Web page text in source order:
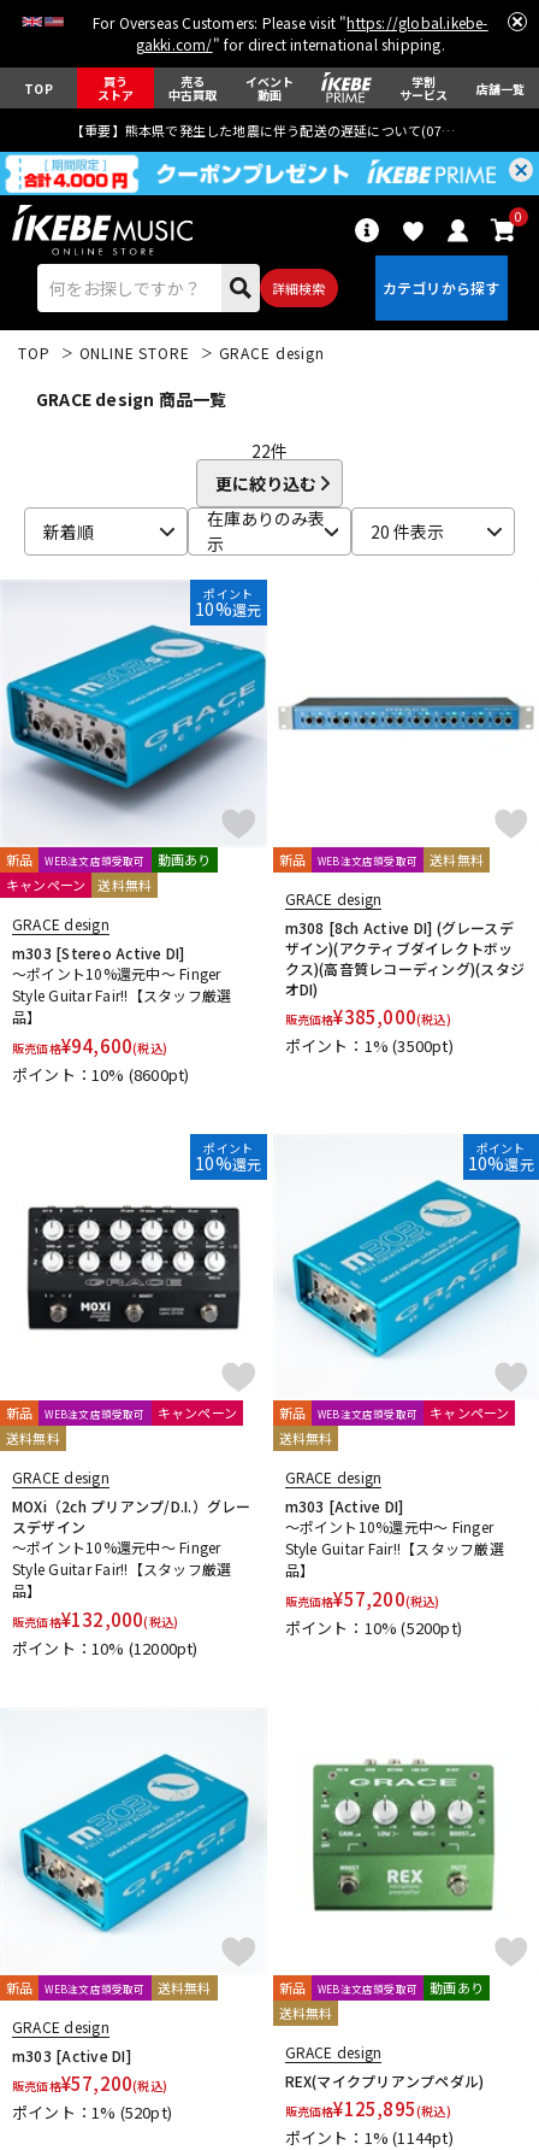
For Overseas Customers: Please visit "https://global.ikebe-
gakki.com/" for direct international shipping.
TOP 買う
ストア
売る
中古買取
イベント
動画
学割
サービス 店舗一覧
【重要】熊本県で発生した地震に伴う配送の遅延について(07月29日
詳細検索
0
ベース
ドラム
キーボード
アンプ エフェクター
DJ機器 DTM
配信/ライブ機器 楽器アクセサリ
中古 ヴィンテージ
TOP ONLINE STORE GRACE design
GRACE design 商品一覧
22件
更に絞り込む
新着順
在庫ありのみ表
示
20 件表示
ポイント
10%還元
新品 WEB注文店頭受取可
動画あり
キャンペーン
送料無料
GRACE design
m303 [Stereo Active DI]
～ポイント10%還元中～ Finger
Style Guitar Fair!!【スタッフ厳選
品】
販売価格¥94,600(税込)
ポイント：10% (8600pt)
新品 WEB注文店頭受取可 送料無料
GRACE design
m308 [8ch Active DI] (グレースデ
ザイン)(アクティブダイレクトボッ
クス)(高音質レコーディング)(スタジ
オDI)
販売価格¥385,000(税込)
ポイント：1%(3500pt)
ポイント
10%還元
新品 WEB注文店頭受取可
キャンペーン
送料無料
GRACE design
MOXi（2ch プリアンプ/D.I.）グレー
スデザイン
～ポイント10%還元中～ Finger
Style Guitar Fair!!【スタッフ厳選
品】
販売価格¥132,000(税込)
ポイント：10% (12000pt)
ポイント
10%還元
新品 WEB注文店頭受取可
キャンペーン
送料無料
GRACE design
m303 [Active DI]
～ポイント10%還元中～ Finger
Style Guitar Fair!!【スタッフ厳選
品】
販売価格¥57,200(税込)
ポイント：10%(5200pt)
新品 WEB注文店頭受取可 送料無料
GRACE design
m303 [Active DI]
販売価格¥57,200(税込)
ポイント：1% (520pt)
新品 WEB注文店頭受取可
動画あり
送料無料
GRACE design
REX(マイクプリアンプペダル)
販売価格¥125,895(税込)
ポイント：1%(1144pt)